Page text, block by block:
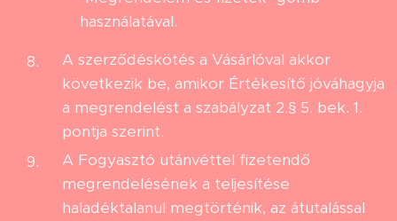
használatával.
A szerződéskötés a Vásárlóval akkor
következik be, amikor Értékesítő jóváhagyja
a megrendelést a szabályzat 2.§ 5. bek. 1.
pontja szerint.
A Fogyasztó utánvéttel fizetendő
megrendelésének a teljesítése
haladéktalanul megtörténik, az átutalással